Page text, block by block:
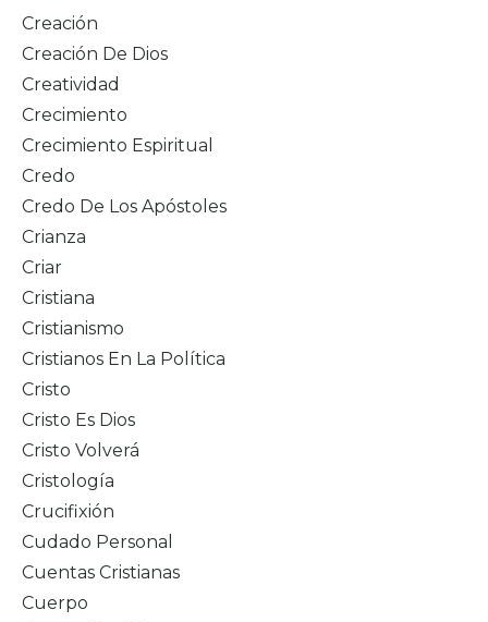
Creación
Creación De Dios
Creatividad
Crecimiento
Crecimiento Espiritual
Credo
Credo De Los Apóstoles
Crianza
Criar
Cristiana
Cristianismo
Cristianos En La Política
Cristo
Cristo Es Dios
Cristo Volverá
Cristología
Crucifixión
Cudado Personal
Cuentas Cristianas
Cuerpo